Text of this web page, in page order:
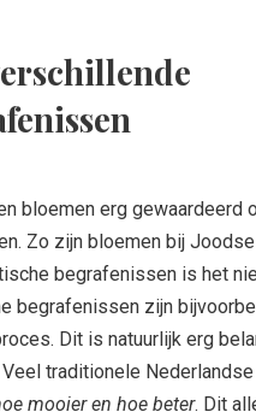
bloemen erg gewaardeerd
Zo zijn bloemen bij
begrafenissen is het
begrafenissen zijn
Dit is natuurlijk erg
traditionele
mooier en hoe beter. Dit